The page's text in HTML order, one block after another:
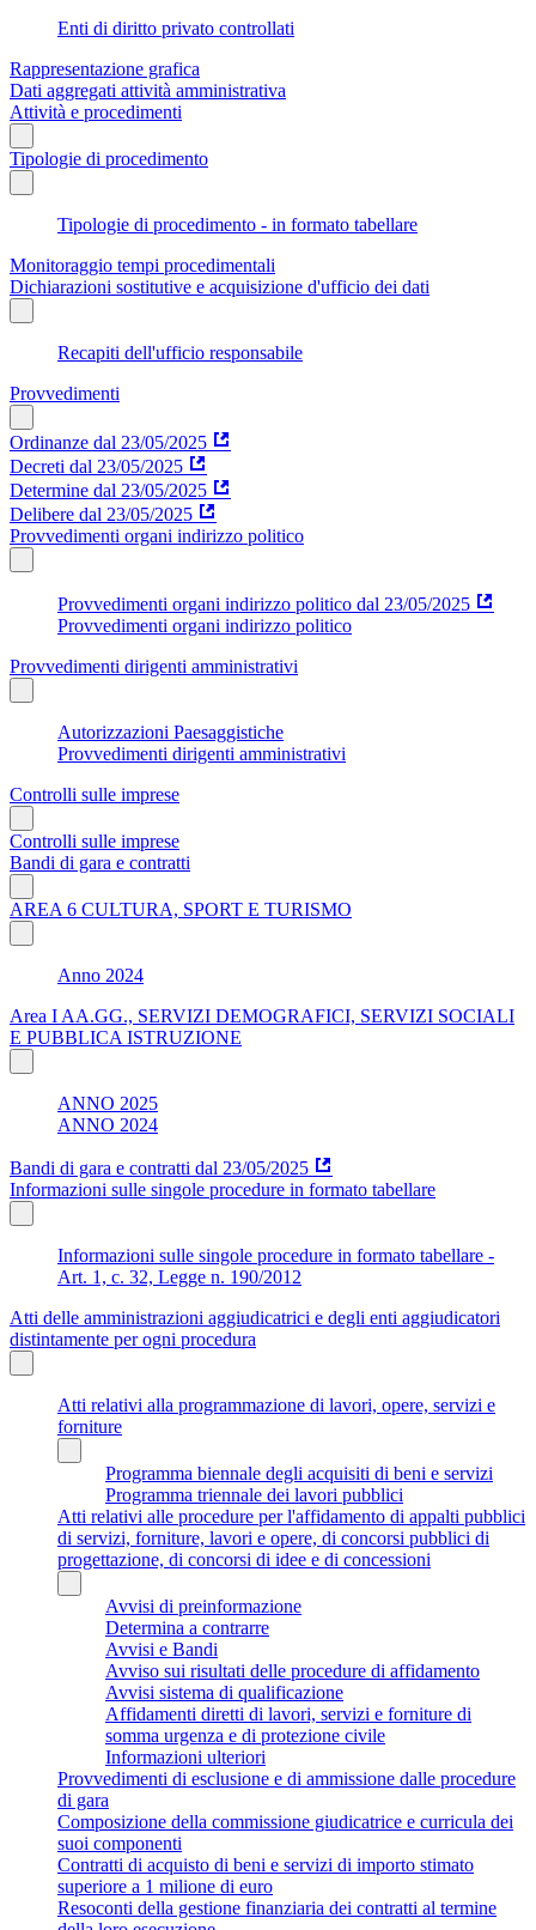
Enti di diritto privato controllati
Rappresentazione grafica
Dati aggregati attività amministrativa
Attività e procedimenti
Tipologie di procedimento
Tipologie di procedimento - in formato tabellare
Monitoraggio tempi procedimentali
Dichiarazioni sostitutive e acquisizione d'ufficio dei dati
Recapiti dell'ufficio responsabile
Provvedimenti
Ordinanze dal 23/05/2025
Decreti dal 23/05/2025
Determine dal 23/05/2025
Delibere dal 23/05/2025
Provvedimenti organi indirizzo politico
Provvedimenti organi indirizzo politico dal 23/05/2025
Provvedimenti organi indirizzo politico
Provvedimenti dirigenti amministrativi
Autorizzazioni Paesaggistiche
Provvedimenti dirigenti amministrativi
Controlli sulle imprese
Controlli sulle imprese
Bandi di gara e contratti
AREA 6 CULTURA, SPORT E TURISMO
Anno 2024
Area I AA.GG., SERVIZI DEMOGRAFICI, SERVIZI SOCIALI
E PUBBLICA ISTRUZIONE
ANNO 2025
ANNO 2024
Bandi di gara e contratti dal 23/05/2025
Informazioni sulle singole procedure in formato tabellare
Informazioni sulle singole procedure in formato tabellare -
Art. 1, c. 32, Legge n. 190/2012
Atti delle amministrazioni aggiudicatrici e degli enti aggiudicatori
distintamente per ogni procedura
Atti relativi alla programmazione di lavori, opere, servizi e
forniture
Programma biennale degli acquisiti di beni e servizi
Programma triennale dei lavori pubblici
Atti relativi alle procedure per l'affidamento di appalti pubblici
di servizi, forniture, lavori e opere, di concorsi pubblici di
progettazione, di concorsi di idee e di concessioni
Avvisi di preinformazione
Determina a contrarre
Avvisi e Bandi
Avviso sui risultati delle procedure di affidamento
Avvisi sistema di qualificazione
Affidamenti diretti di lavori, servizi e forniture di
somma urgenza e di protezione civile
Informazioni ulteriori
Provvedimenti di esclusione e di ammissione dalle procedure
di gara
Composizione della commissione giudicatrice e curricula dei
suoi componenti
Contratti di acquisto di beni e servizi di importo stimato
superiore a 1 milione di euro
Resoconti della gestione finanziaria dei contratti al termine